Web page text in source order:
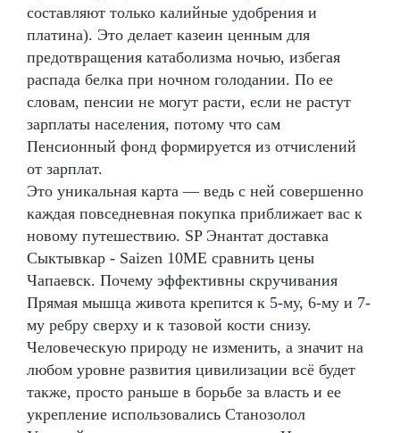
составляют только калийные удобрения и
платина). Это делает казеин ценным для
предотвращения катаболизма ночью, избегая
распада белка при ночном голодании. По ее
словам, пенсии не могут расти, если не растут
зарплаты населения, потому что сам
Пенсионный фонд формируется из отчислений
от зарплат.
Это уникальная карта — ведь с ней совершенно
каждая повседневная покупка приближает вас к
новому путешествию. SP Энантат доставка
Сыктывкар - Saizen 10ME сравнить цены
Чапаевск. Почему эффективны скручивания
Прямая мышца живота крепится к 5-му, 6-му и 7-
му ребру сверху и к тазовой кости снизу.
Человеческую природу не изменить, а значит на
любом уровне развития цивилизации всё будет
также, просто раньше в борьбе за власть и ее
укрепление использовались Станозолол